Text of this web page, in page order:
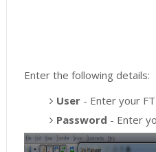
Enter the following details:
User - Enter your
Password - Enter